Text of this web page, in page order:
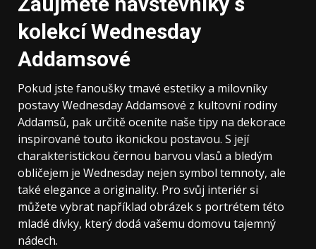
kolekcí Wednesday
Addamsové
Pokud jste fanoušky tmavé estetiky a milovníky
postavy Wednesday Addamsové z kultovní rodiny
Addamsů, pak určitě oceníte naše tipy na dekorace
inspirované touto ikonickou postavou. S její
charakteristickou černou barvou vlasů a bledým
obličejem je Wednesday nejen symbol temnoty, ale
také elegance a originality. Pro svůj interiér si
můžete vybrat například obrázek s portrétem této
mladé dívky, který dodá vašemu domovu tajemný
nádech.